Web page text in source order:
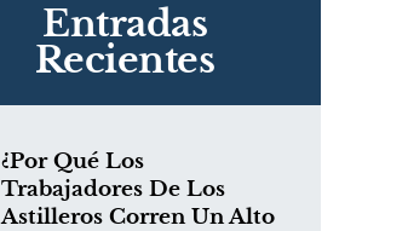
Entradas
Recientes
¿Por Qué Los
Trabajadores De Los
Astilleros Corren Un Alto